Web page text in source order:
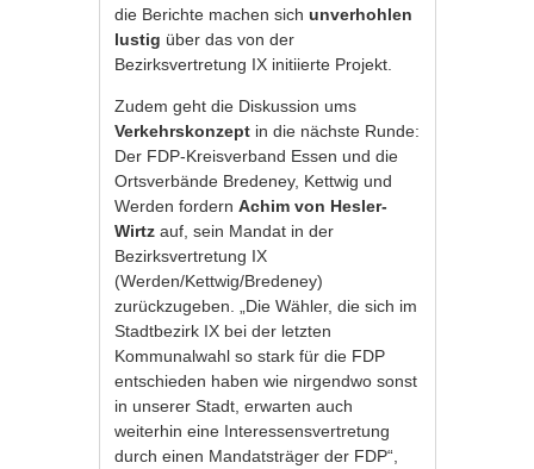
die Berichte machen sichunverhohlen
lustig über das von der
Bezirksvertretung IX initiierte Projekt.
Zudem geht die Diskussion ums
Verkehrskonzept in die nächste Runde:
Der FDP-Kreisverband Essen und die
Ortsverbände Bredeney, Kettwig und
Werden fordernAchim von Hesler-
Wirtz auf, sein Mandat in der
Bezirksvertretung IX
(Werden/Kettwig/Bredeney)
zurückzugeben. „Die Wähler, die sich im
Stadtbezirk IX bei der letzten
Kommunalwahl so stark für die FDP
entschieden haben wie nirgendwo sonst
in unserer Stadt, erwarten auch
weiterhin eine Interessensvertretung
durch einen Mandatsträger der FDP“,